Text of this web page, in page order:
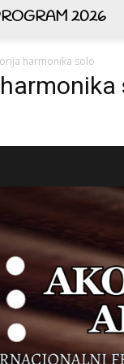
2026
harmonika solo